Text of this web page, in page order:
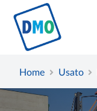
Home Usato